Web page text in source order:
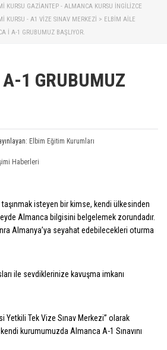
KURSU GAZIANTEP - ALMANCA KURSU İNGILIZCE
KURSU - A1 VIZE SINAV MERKEZI > ELBIM AILE
İ A-1 GRUBUMUZ BAŞLIYOR.
1 GRUBUMUZ
Elbim Eğitim Kurumları
Haberleri
taşınmak isteyen bir kimse, kendi ülkesinden
Almanca bilgisini belgelemek zorundadır.
Almanya’ya seyahat edebilecekleri oturma
ile sevdiklerinize kavuşma imkanı
Yetkili Tek Vize Sınav Merkezi” olarak
kurumumuzda Almanca A-1 Sınavını